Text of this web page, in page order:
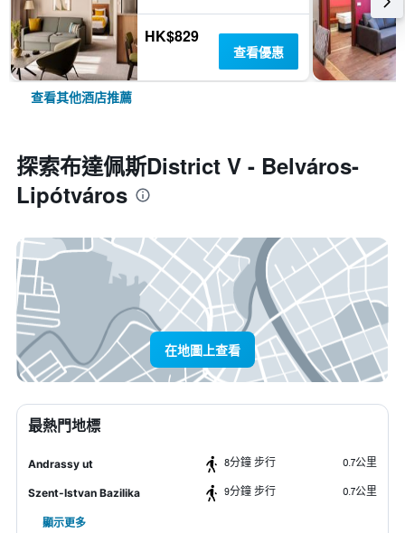
HK$829
查看優惠
查看其他酒店推薦
探索布達佩斯District V - Belváros-
Lipótváros
在地圖上查看
最熱門地標
Andrassy ut 8分鐘 步行 0.7公里
Szent-Istvan Bazilika 9分鐘 步行 0.7公里
顯示更多